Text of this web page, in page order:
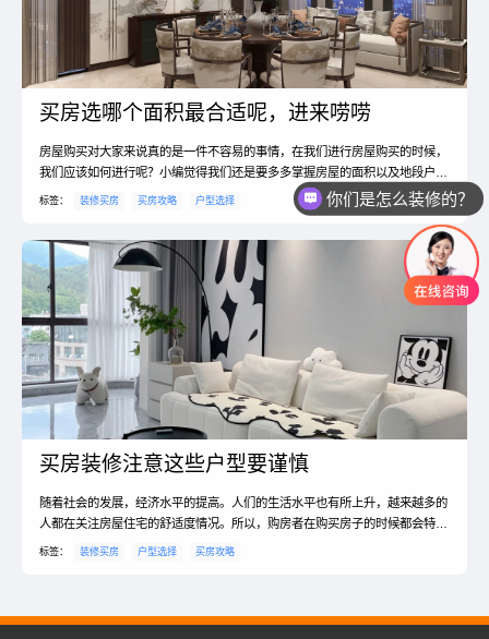
买房选哪个面积最合适呢，进来唠唠
房屋购买对大家来说真的是一件不容易的事情，在我们进行房屋购买的时候，
我们应该如何进行呢？小编觉得我们还是要多多掌握房屋的面积以及地段户型
等优势，这样才可以让我们的家里房屋更加的舒适。今天就让小编给大家说一
说，买房子如何选择面积。希望大家在进行房屋面积规划的时候，能够买到一
套好的房屋。一、买房子如何选择面积1、根据自己的经济能力在买房的时候
要根据自己的需要和经济能力，选择房屋的总面积，然后根据...
标签： 装修买房 买房攻略 户型选择
买房装修注意这些户型要谨慎
随着社会的发展，经济水平的提高。人们的生活水平也有所上升，越来越多的
人都在关注房屋住宅的舒适度情况。所以，购房者在购买房子的时候都会特别
注重户型的好坏。那么，今天就让小编给大家说一说，哪些户型不能买。选择
标签： 装修买房 户型选择 买房攻略
你们是怎么装修的？